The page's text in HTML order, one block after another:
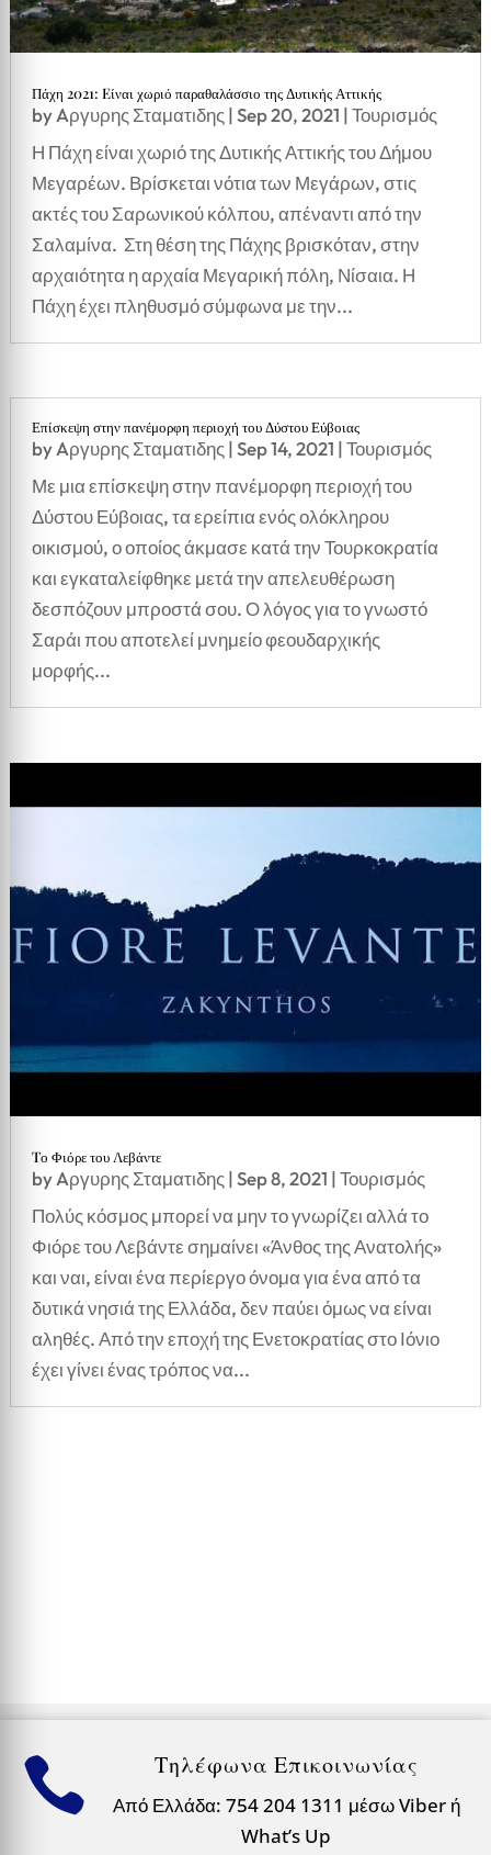
Πάχη 2021: Eίναι χωριό παραθαλάσσιο της Δυτικής Αττικής
byAργυρης Σταματιδης |Sep 20, 2021 |Τουρισμός
Η Πάχη είναι χωριό της Δυτικής Αττικής του Δήμου
Μεγαρέων. Βρίσκεται νότια των Μεγάρων, στις
ακτές του Σαρωνικού κόλπου, απέναντι από την
Σαλαμίνα. Στη θέση της Πάχης βρισκόταν, στην
αρχαιότητα η αρχαία Μεγαρική πόλη, Νίσαια. Η
Πάχη έχει πληθυσμό σύμφωνα με την...
Επίσκεψη στην πανέμορφη περιοχή του Δύστου Εύβοιας
byAργυρης Σταματιδης |Sep 14, 2021 |Τουρισμός
Με μια επίσκεψη στην πανέμορφη περιοχή του
Δύστου Εύβοιας, τα ερείπια ενός ολόκληρου
οικισμού, ο οποίος άκμασε κατά την Τουρκοκρατία
και εγκαταλείφθηκε μετά την απελευθέρωση
δεσπόζουν μπροστά σου. Ο λόγος για το γνωστό
Σαράι που αποτελεί μνημείο φεουδαρχικής
μορφής...
Tο Φιόρε του Λεβάντε
byAργυρης Σταματιδης |Sep 8, 2021 |Τουρισμός
Πολύς κόσμος μπορεί να μην το γνωρίζει αλλά το
Φιόρε του Λεβάντε σημαίνει «Άνθος της Ανατολής»
και ναι, είναι ένα περίεργο όνομα για ένα από τα
δυτικά νησιά της Ελλάδα, δεν παύει όμως να είναι
αληθές. Από την εποχή της Ενετοκρατίας στο Ιόνιο
έχει γίνει ένας τρόπος να...
 Τηλέφωνα Επικοινωνίας
Από Ελλάδα: 754 204 1311 μέσω Viber ή
What’s Up